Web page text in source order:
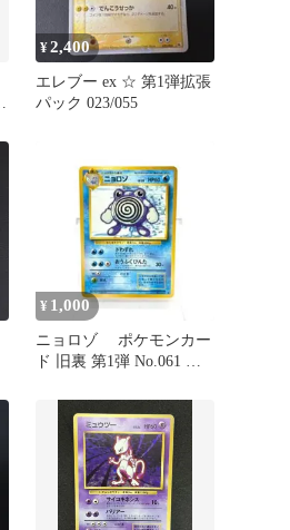
¥2,400
エレブー ex ☆ 第1弾拡張
パック 023/055
¥ 1,000
ニョロゾ ポケモンカー
ド 旧裏 第1弾 No.061 ポ